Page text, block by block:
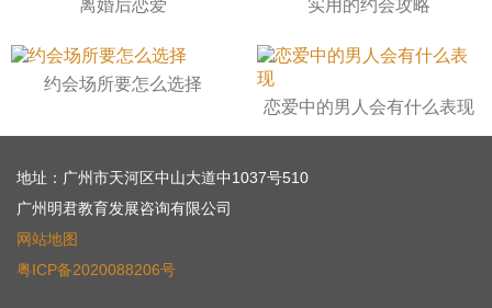
离婚后恋爱 实用的约会攻略
约会场所要怎么选择
恋爱中的男人会有什么表现
地址：广州市天河区中山大道中1037号510
广州明君教育发展咨询有限公司
网站地图
粤ICP备2020088206号